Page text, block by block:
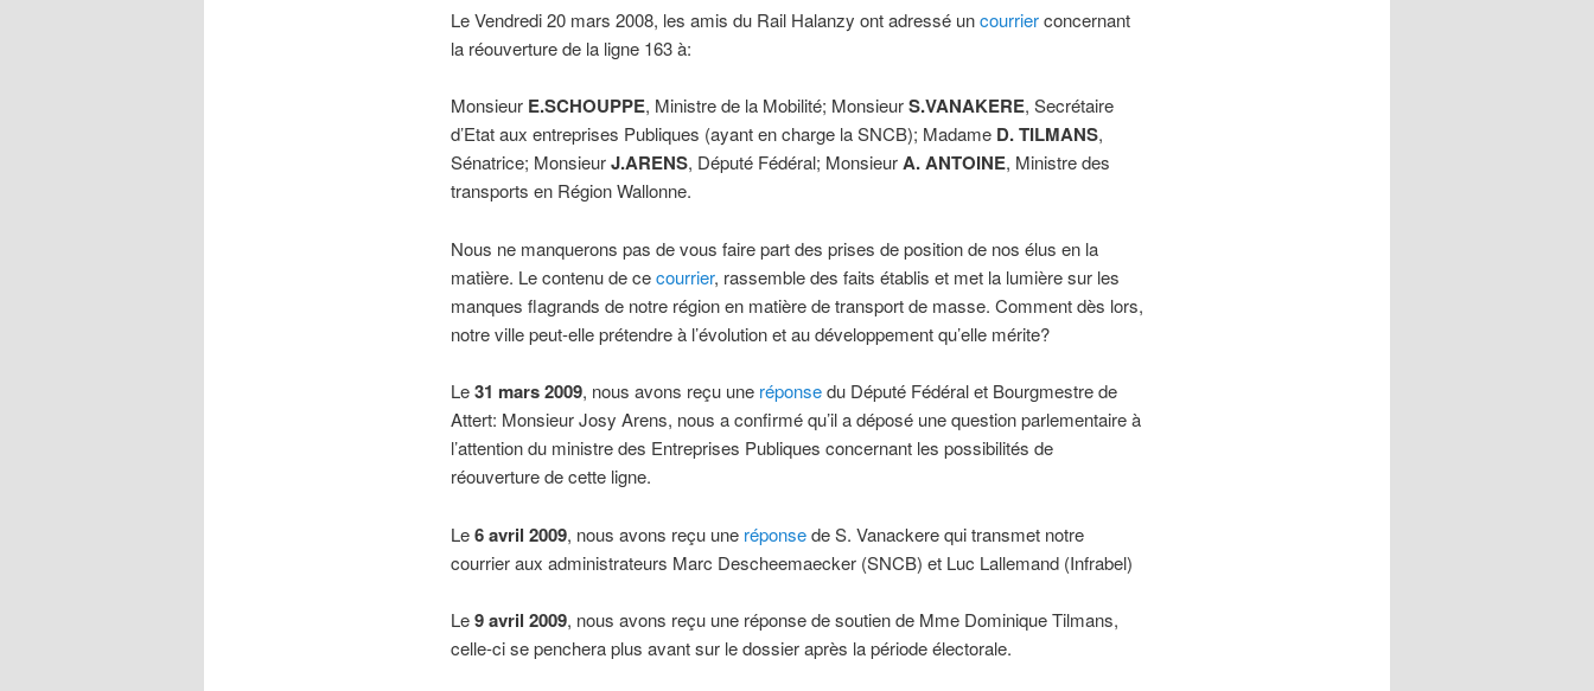
Le Vendredi 20 mars 2008, les amis du Rail Halanzy ont adressé uncourrierconcernant
la réouverture de la ligne 163 à:
Monsieur E.SCHOUPPE, Ministre de la Mobilité; MonsieurS.VANAKERE, Secrétaire
d’Etat aux entreprises Publiques (ayant en charge la SNCB); Madame D. TILMANS,
Sénatrice; MonsieurJ.ARENS, Député Fédéral; MonsieurA. ANTOINE, Ministre des
transports en Région Wallonne.
Nous ne manquerons pas de vous faire part des prises de position de nos élus en la
matière. Le contenu de cecourrier, rassemble des faits établis et met la lumière sur les
manques flagrands de notre région en matière de transport de masse. Comment dès lors,
notre ville peut-elle prétendre à l’évolution et au développement qu’elle mérite?
Le31 mars 2009, nous avons reçu une réponsedu Député Fédéral et Bourgmestre de
Attert: Monsieur Josy Arens, nous a confirmé qu’il a déposé une question parlementaire à
l’attention du ministre des Entreprises Publiques concernant les possibilités de
réouverture de cette ligne.
Le6 avril 2009, nous avons reçu une réponsede S. Vanackere qui transmet notre
courrier aux administrateurs Marc Descheemaecker (SNCB) et Luc Lallemand (Infrabel)
Le9 avril 2009, nous avons reçu une réponse de soutien de Mme Dominique Tilmans,
celle-ci se penchera plus avant sur le dossier après la période électorale.